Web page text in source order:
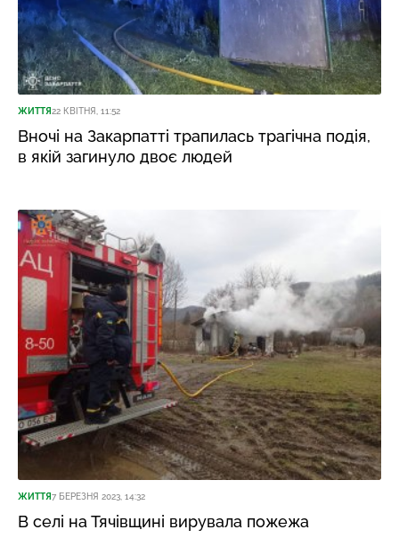
ЖИТТЯ22 КВІТНЯ, 11:52
Вночі на Закарпатті трапилась трагічна подія,
в якій загинуло двоє людей
ЖИТТЯ7 БЕРЕЗНЯ 2023, 14:32
В селі на Тячівщині вирувала пожежа